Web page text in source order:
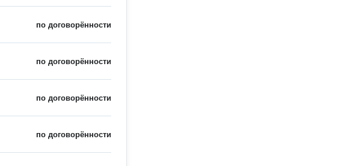
по договорённости
по договорённости
по договорённости
по договорённости